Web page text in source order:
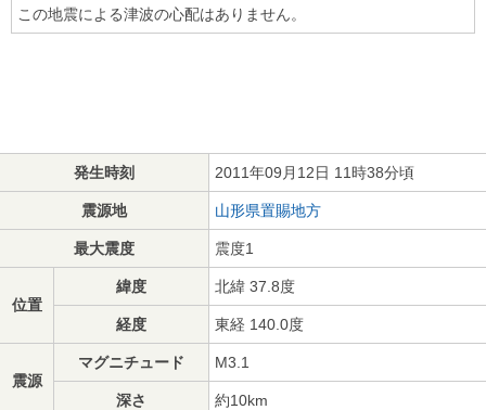
この地震による津波の心配はありません。
発生時刻 2011年09月12日 11時38分頃
震源地 山形県置賜地方
最大震度 震度1
位置
緯度 北緯 37.8度
経度 東経 140.0度
震源
マグニチュード M3.1
深さ 約10km